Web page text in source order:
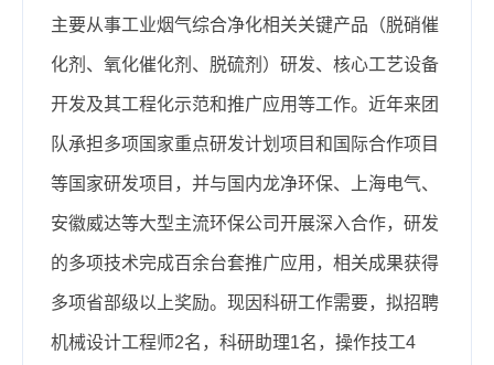
主要从事工业烟气综合净化相关关键产品（脱硝催
化剂、氧化催化剂、脱硫剂）研发、核心工艺设备
开发及其工程化示范和推广应用等工作。近年来团
队承担多项国家重点研发计划项目和国际合作项目
等国家研发项目，并与国内龙净环保、上海电气、
安徽威达等大型主流环保公司开展深入合作，研发
的多项技术完成百余台套推广应用，相关成果获得
多项省部级以上奖励。现因科研工作需要，拟招聘
机械设计工程师2名，科研助理1名，操作技工4